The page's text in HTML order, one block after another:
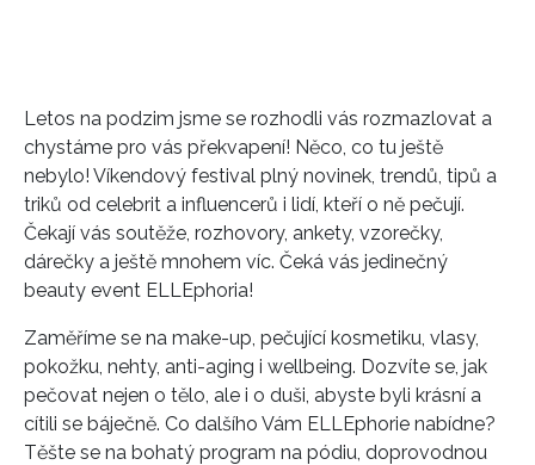
Letos na podzim jsme se rozhodli vás rozmazlovat a
chystáme pro vás překvapení! Něco, co tu ještě
nebylo! Víkendový festival plný novinek, trendů, tipů a
triků od celebrit a influencerů i lidí, kteří o ně pečují.
Čekají vás soutěže, rozhovory, ankety, vzorečky,
dárečky a ještě mnohem víc. Čeká vás jedinečný
beauty event ELLEphoria!
Zaměříme se na make-up, pečující kosmetiku, vlasy,
pokožku, nehty, anti-aging i wellbeing. Dozvíte se, jak
pečovat nejen o tělo, ale i o duši, abyste byli krásní a
cítili se báječně. Co dalšího Vám ELLEphorie nabídne?
Těšte se na bohatý program na pódiu, doprovodnou